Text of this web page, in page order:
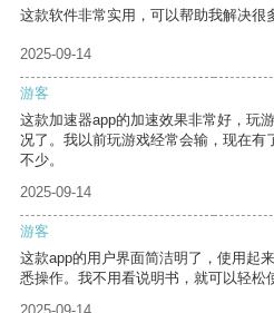
这款软件非常实用，可以帮助我解决很
2025-09-14
游客
这款加速器app的加速效果非常好，玩
况了。我以前玩游戏经常会输，现在有
不少。
2025-09-14
游客
这款app的用户界面简洁明了，使用起
悉操作。我不用看说明书，就可以轻松